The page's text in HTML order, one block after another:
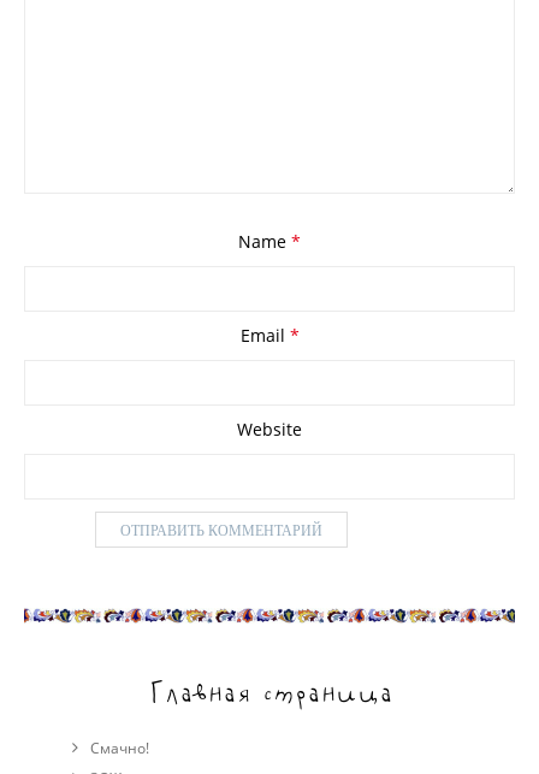
Name *
Email *
Website
Главная страница
Смачно!